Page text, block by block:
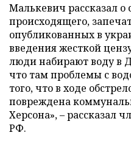
Малькевич рассказал о
происходящего,
опубликованных в
введения жесткой
люди набирают воду в
что там проблемы с
того, что в ходе
повреждена
Херсона», – рассказал
РФ.